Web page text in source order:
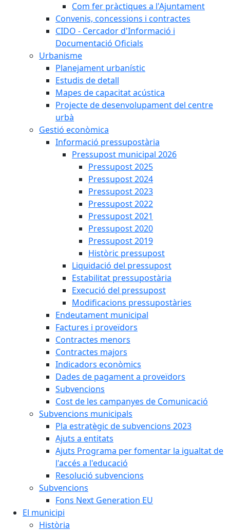
Com fer pràctiques a l'Ajuntament
Convenis, concessions i contractes
CIDO - Cercador d'Informació i
Documentació Oficials
Urbanisme
Planejament urbanístic
Estudis de detall
Mapes de capacitat acústica
Projecte de desenvolupament del centre
urbà
Gestió econòmica
Informació pressupostària
Pressupost municipal 2026
Pressupost 2025
Pressupost 2024
Pressupost 2023
Pressupost 2022
Pressupost 2021
Pressupost 2020
Pressupost 2019
Històric pressupost
Liquidació del pressupost
Estabilitat pressupostària
Execució del pressupost
Modificacions pressupostàries
Endeutament municipal
Factures i proveïdors
Contractes menors
Contractes majors
Indicadors econòmics
Dades de pagament a proveïdors
Subvencions
Cost de les campanyes de Comunicació
Subvencions municipals
Pla estratègic de subvencions 2023
Ajuts a entitats
Ajuts Programa per fomentar la igualtat de
l'accés a l'educació
Resolució subvencions
Subvencions
Fons Next Generation EU
El municipi
Història